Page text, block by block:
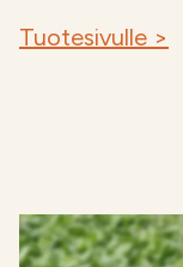
Tuotesivulle >